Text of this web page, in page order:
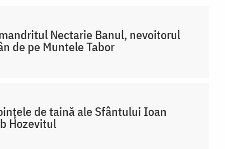
Nectarie Banul, nevoitorul
de pe Muntele Tabor
de taină ale Sfântului Ioan
Hozevitul